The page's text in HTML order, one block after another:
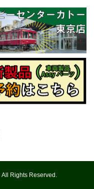
Rights Reserved.